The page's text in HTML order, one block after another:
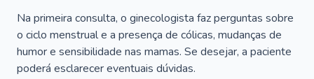
Na primeira consulta, o ginecologista faz perguntas sobre
o ciclo menstrual e a presença de cólicas, mudanças de
humor e sensibilidade nas mamas. Se desejar, a paciente
poderá esclarecer eventuais dúvidas.